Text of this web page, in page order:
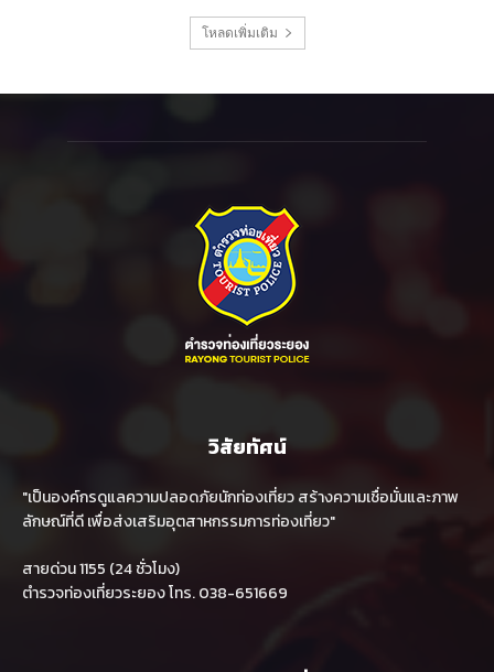
โหลดเพิ่มเติม
วิสัยทัศน์
"เป็นองค์กรดูแลความปลอดภัยนักท่องเที่ยว สร้างความเชื่อมั่นและภาพ
ลักษณ์ที่ดี เพื่อส่งเสริมอุตสาหกรรมการท่องเที่ยว"
สายด่วน 1155 (24 ชั่วโมง)
ตำรวจท่องเที่ยวระยอง โทร. 038-651669